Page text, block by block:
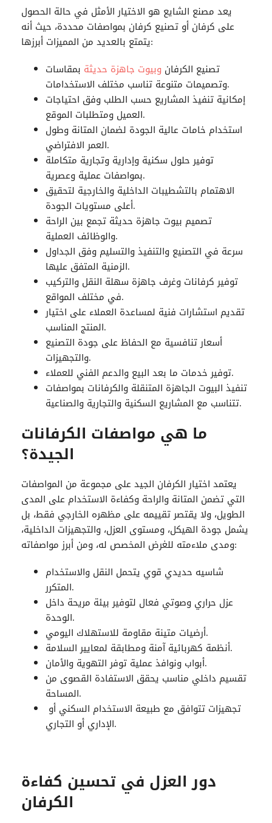
يعد مصنع الشايع هو الاختيار الأمثل في حالة الحصول
على كرفان أو تصنيع كرفان بمواصفات محددة، حيث أنه
يتمتع بالعديد من المميزات أبرزها:
تصنيع الكرفان وبيوت جاهزة حديثة بمقاسات
وتصميمات متنوعة تناسب مختلف الاستخدامات.
إمكانية تنفيذ المشاريع حسب الطلب وفق احتياجات
العميل ومتطلبات الموقع.
استخدام خامات عالية الجودة لضمان المتانة وطول
العمر الافتراضي.
توفير حلول سكنية وإدارية وتجارية متكاملة
بمواصفات عملية وعصرية.
الاهتمام بالتشطيبات الداخلية والخارجية لتحقيق
أعلى مستويات الجودة.
تصميم بيوت جاهزة حديثة تجمع بين الراحة
والوظائف العملية.
سرعة في التصنيع والتنفيذ والتسليم وفق الجداول
الزمنية المتفق عليها.
توفير كرفانات وغرف جاهزة سهلة النقل والتركيب
في مختلف المواقع.
تقديم استشارات فنية لمساعدة العملاء على اختيار
المنتج المناسب.
أسعار تنافسية مع الحفاظ على جودة التصنيع
والتجهيزات.
توفير خدمات ما بعد البيع والدعم الفني للعملاء.
تنفيذ البيوت الجاهزة المتنقلة والكرفانات بمواصفات
تتناسب مع المشاريع السكنية والتجارية والصناعية.
ما هي مواصفات الكرفانات
الجيدة؟
يعتمد اختيارالكرفان الجيد على مجموعة من المواصفات
التي تضمن المتانة والراحة وكفاءة الاستخدام على المدى
الطويل، ولا يقتصر تقييمه على مظهره الخارجي فقط، بل
يشمل جودة الهيكل، ومستوى العزل، والتجهيزات الداخلية،
ومدى ملاءمته للغرض المخصص له، ومن أبرز مواصفاته:
شاسيه حديدي قوي يتحمل النقل والاستخدام
المتكرر.
عزل حراري وصوتي فعال لتوفير بيئة مريحة داخل
الوحدة.
أرضيات متينة مقاومة للاستهلاك اليومي.
أنظمة كهربائية آمنة ومطابقة لمعايير السلامة.
أبواب ونوافذ عملية توفر التهوية والأمان.
تقسيم داخلي مناسب يحقق الاستفادة القصوى من
المساحة.
الإداري أو التجاري.
دور العزل في تحسين كفاءة
الكرفان